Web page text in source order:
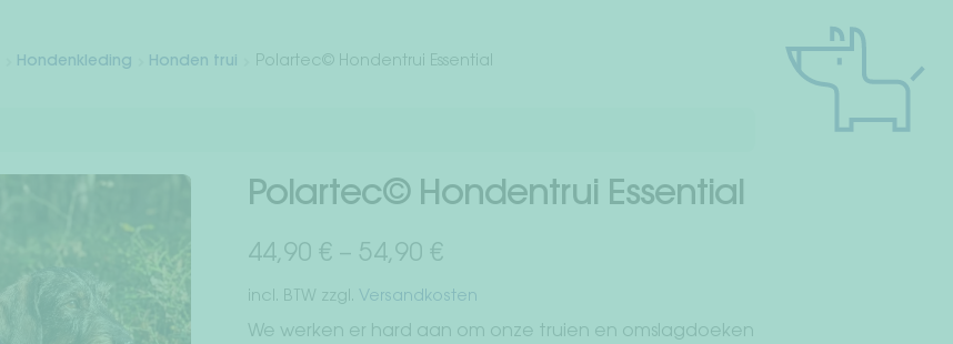
Hondenkleding Honden trui Polartec© Hondentrui Essential
Polartec© Hondentrui Essential
44,90€ – 54,90€
incl. BTW zzgl. Versandkosten
We werken er hard aan om onze truien en omslagdoeken